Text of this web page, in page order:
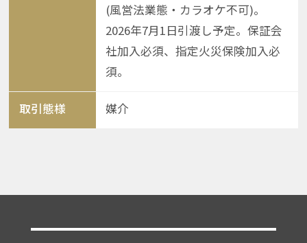
(風営法業態・カラオケ不可)。
2026年7月1日引渡し予定。保証会
社加入必須、指定火災保険加入必
須。
取引態様 媒介